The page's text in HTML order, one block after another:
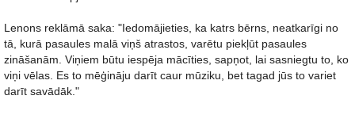
Lenons reklāmā saka: "Iedomājieties, ka katrs bērns, neatkarīgi no
tā, kurā pasaules malā viņš atrastos, varētu piekļūt pasaules
zināšanām. Viņiem būtu iespēja mācīties, sapņot, lai sasniegtu to, ko
viņi vēlas. Es to mēģināju darīt caur mūziku, bet tagad jūs to variet
darīt savādāk."